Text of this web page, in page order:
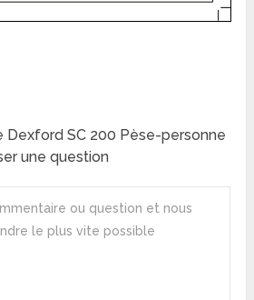
Dexford SC 200 Pèse-personne
une question